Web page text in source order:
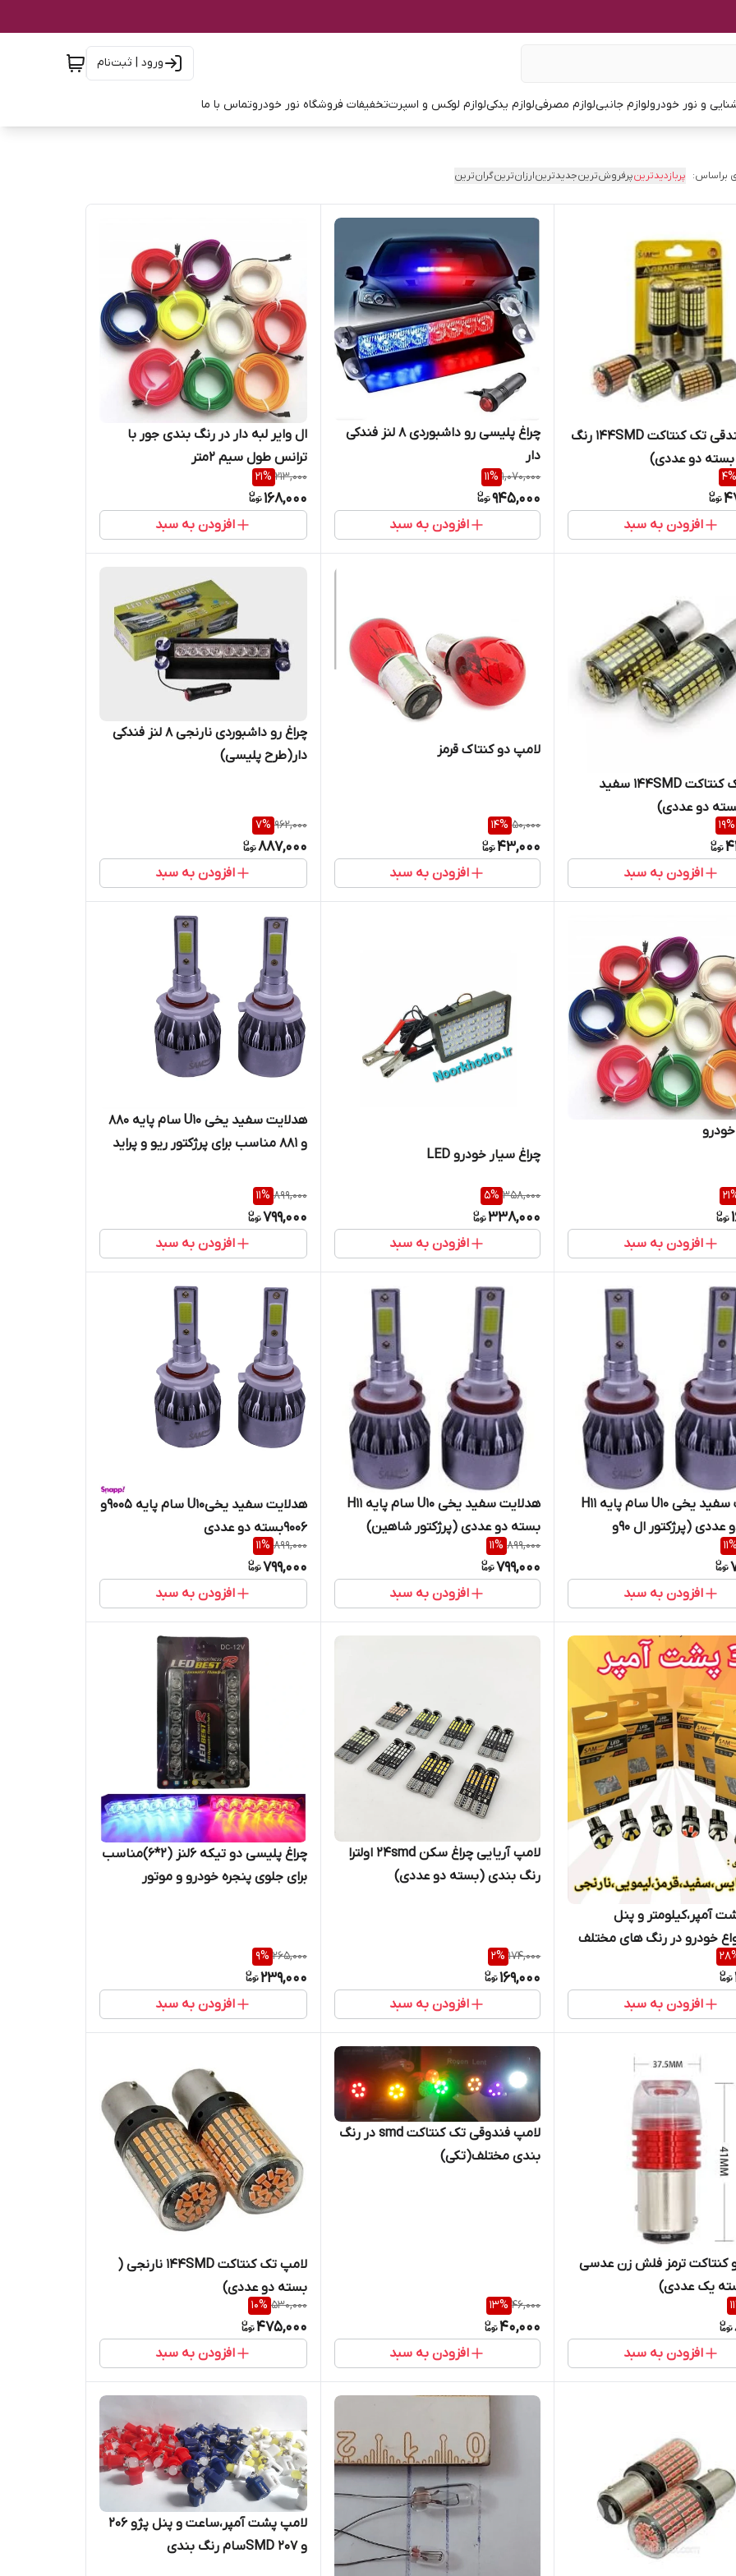
ورود | ثبت‌نام
و نور خودرولوازم جانبیلوازم مصرفیلوازم یدکیلوازم لوکس و اسپرتتخفیفات فروشگاه نور خودروتماس با ما
براساس: پربازدیدترینپرفروش‌ترینجدیدترینارزان‌ترینگران‌ترین
لامپ فندقی تک کنتاکت ۱۴۴SMD رنگ
دو عددی)
4%
افزودن به سبد
چراغ پلیسی رو داشبوردی ۸ لنز فندکی
دار
1,070,000
11%
945,000
افزودن به سبد
ال وایر لبه دار در رنگ بندی جور با
ترانس طول سیم ۲متر
213,000
21%
168,000
افزودن به سبد
لامپ تک کنتاکت ۱۴۴SMD سفید
دو عددی)
19%
افزودن به سبد
لامپ دو کنتاک قرمز
50,000
14%
43,000
افزودن به سبد
چراغ رو داشبوردی نارنجی ۸ لنز فندکی
دار(طرح پلیسی)
962,000
7%
887,000
افزودن به سبد
خودرو
21
افزودن به سبد
چراغ سیار خودرو LED
358,000
5%
338,000
افزودن به سبد
هدلایت سفید یخی U10 سام پایه ۸۸۰
و ۸۸۱ مناسب برای پرژکتور ریو و پراید
899,000
11%
799,000
افزودن به سبد
هدلایت سفید یخی U10 سام پایه H11
بسته دو عددی (پرژکتور ال ۹۰و
11%
افزودن به سبد
هدلایت سفید یخی U10 سام پایه H11
بسته دو عددی (پرژکتور شاهین)
899,000
11%
799,000
افزودن به سبد
هدلایت سفید یخیU10 سام پایه ۹۰۰۵و
۹۰۰۶بسته دو عددی
899,000
11%
799,000
افزودن به سبد
آمپر،کیلومتر و پنل
28
افزودن به سبد
لامپ آریایی چراغ سکن ۲۴smd اولترا
رنگ بندی (بسته دو عددی)
174,000
2%
169,000
افزودن به سبد
چراغ پلیسی دو تیکه ۶لنز (۲*۶)مناسب
برای جلوی پنجره خودرو و موتور
265,000
9%
239,000
افزودن به سبد
لامپ دو کنتاکت ترمز فلش زن عدسی
یک عددی)
11
افزودن به سبد
لامپ فندوقی تک کنتاکت smd در رنگ
بندی مختلف(تکی)
46,000
13%
40,000
افزودن به سبد
لامپ تک کنتاکت ۱۴۴SMD نارنجی (
بسته دو عددی)
530,000
10%
475,000
افزودن به سبد
لامپ پشت آمپر،ساعت و پنل پژو ۲۰۶
و ۲۰۷ SMDسام رنگ بندی